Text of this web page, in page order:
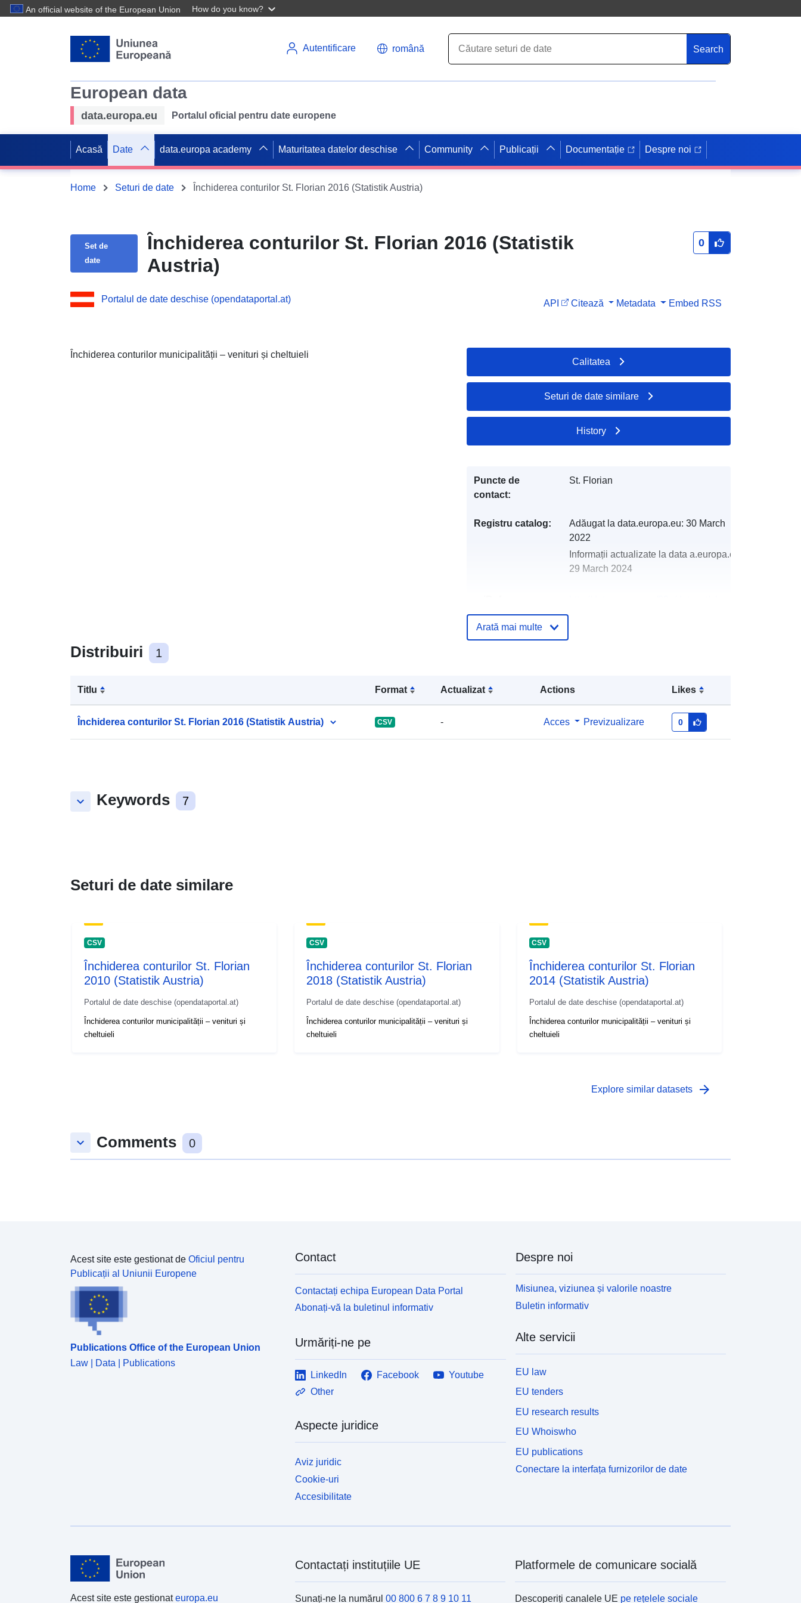
An official website of the European Union How do you know?
Autentificare română Search
European data
data.europa.eu Portalul oficial pentru date europene
Acasă Date data.europa academy Maturitatea datelor deschise Community Publicații Documentație Despre noi
Home Seturi de date Închiderea conturilor St. Florian 2016 (Statistik Austria)
Set de
date
Închiderea conturilor St. Florian 2016 (Statistik
Austria)
0
Portalul de date deschise (opendataportal.at) API Citează Metadata Embed RSS
Închiderea conturilor municipalității – venituri și cheltuieli
Distribuiri 1
Titlu Format Actualizat Actions Likes
Închiderea conturilor St. Florian 2016 (Statistik Austria) CSV - Acces Previzualizare 0
keyboard_arrow_down Keywords 7
Calitatea
Seturi de date similare
History
Puncte de
contact:
St. Florian
Registru catalog: Adăugat la data.europa.eu: 30 March
2022
Informații actualizate la data a.europa.eu:
29 March 2024
Arată mai multe
Seturi de date similare
CSV
Închiderea conturilor St. Florian
2010 (Statistik Austria)
Portalul de date deschise (opendataportal.at)
Închiderea conturilor municipalității – venituri și
cheltuieli
CSV
Închiderea conturilor St. Florian
2018 (Statistik Austria)
Portalul de date deschise (opendataportal.at)
Închiderea conturilor municipalității – venituri și
cheltuieli
CSV
Închiderea conturilor St. Florian
2014 (Statistik Austria)
Portalul de date deschise (opendataportal.at)
Închiderea conturilor municipalității – venituri și
cheltuieli
Explore similar datasets arrow_forward
keyboard_arrow_down Comments 0
Acest site este gestionat de Oficiul pentru
Publicații al Uniunii Europene
Publications Office of the European Union
Law | Data | Publications
Contact
Contactați echipa European Data Portal
Abonați-vă la buletinul informativ
Urmăriți-ne pe
LinkedIn Facebook
Youtube
Other
Aspecte juridice
Aviz juridic
Cookie-uri
Accesibilitate
Despre noi
Misiunea, viziunea și valorile noastre
Buletin informativ
Alte servicii
EU law
EU tenders
EU research results
EU Whoiswho
EU publications
Conectare la interfața furnizorilor de date
Acest site este gestionateuropa.eu
Contactați instituțiile UE
Sunați-ne la numărul 00 800 6 7 8 9 10 11
Platformele de comunicare socială
Descoperiți canalele UE pe rețelele sociale